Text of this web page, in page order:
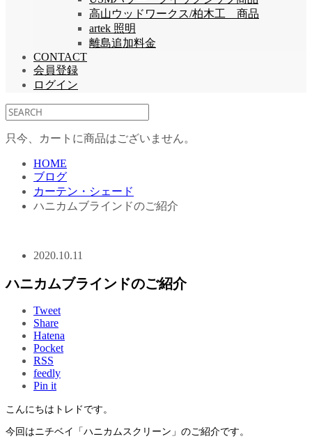
高山ウッドワークス/柏木工 商品
artek 照明
離島追加料金
CONTACT
会員登録
ログイン
只今、カートに商品はございません。
HOME
ブログ
カーテン・シェード
ハニカムブラインドのご紹介
2020.10.11
ハニカムブラインドのご紹介
Tweet
Share
Hatena
Pocket
RSS
feedly
Pin it
こんにちはトレドです。
今回はニチベイ「ハニカムスクリーン」のご紹介です。